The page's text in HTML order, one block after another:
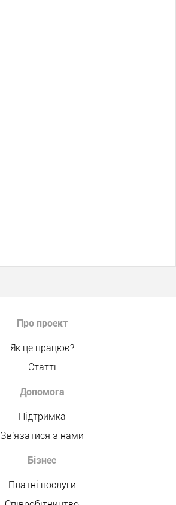
Про проект
Як це працює?
Статті
Допомога
Підтримка
Зв'язатися з нами
Бізнес
Платні послуги